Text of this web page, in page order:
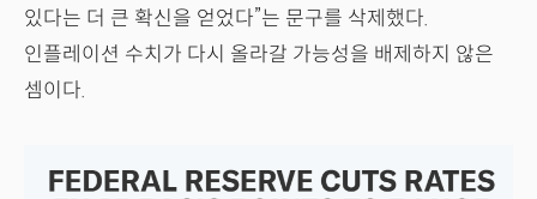
있다는 더 큰 확신을 얻었다”는 문구를 삭제했다.
인플레이션 수치가 다시 올라갈 가능성을 배제하지 않은
셈이다.